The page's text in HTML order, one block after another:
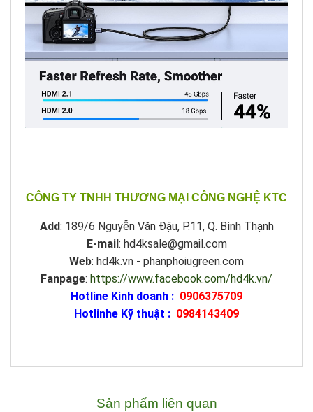
CÔNG TY TNHH THƯƠNG MẠI CÔNG NGHỆ KTC
Add: 189/6 Nguyễn Văn Đậu, P.11, Q. Bình Thạnh
E-mail: hd4ksale@gmail.com
Web: hd4k.vn - phanphoiugreen.com
Fanpage: https://www.facebook.com/hd4k.vn/
Hotline Kinh doanh : 0906375709
Hotlinhe Kỹ thuật : 0984143409
Sản phẩm liên quan